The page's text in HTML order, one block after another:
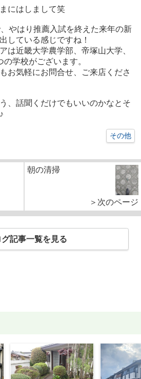
にはしまして笑
やはり推薦入試を終えた来年の新
している感じですね！
は近畿大学農学部、帝塚山大学、
学校がございます。
お気軽にお問合せ、ご来店くださ
、話聞くだけでもいいのかなとそ
その他
朝の清掃
＞次のページ
グ記事一覧を見る